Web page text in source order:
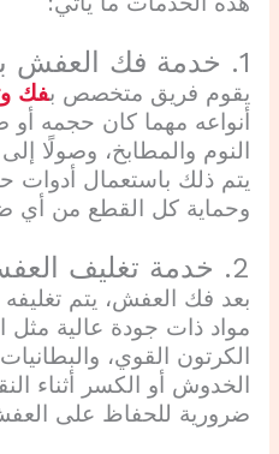
1. خدمة فك العفش باحتراف
يقوم فريق متخصص بفك
أنواعه مهما كان حجمه
النوم والمطابخ، وصولًا
يتم ذلك باستعمال أدوات
وحماية كل القطع من أي
2. خدمة تغليف العفش
بعد فك العفش، يتم تغليفه
مواد ذات جودة عالية مثل
الكرتون القوي،
الخدوش أو الكسر أثناء
ضرورية للحفاظ على